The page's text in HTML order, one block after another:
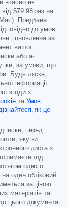
вчасно не
від $79.98 раз на
Придбана
до умов
поновлення за
вашої
або як
за умови, що
Будь ласка,
інформації.
згоди з
та Умов
як це
перед
яку ви
листа з
код
одного
один обліковий
за ціною
матеріалів та
цього документа